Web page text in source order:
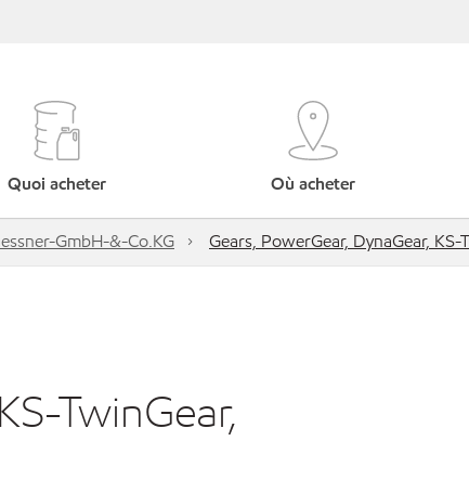
Quoi acheter Où acheter
GmbH-&-Co.KG Gears, PowerGear, DynaGear, KS-
TwinGear,